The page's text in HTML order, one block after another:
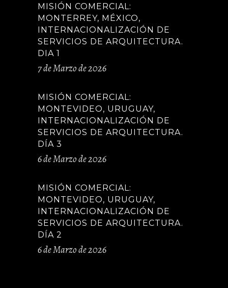
MISIÓN COMERCIAL:
MONTERREY, MÉXICO,
INTERNACIONALIZACIÓN DE
SERVICIOS DE ARQUITECTURA.
DIA 1
7 de Marzo de 2026
MISIÓN COMERCIAL:
MONTEVIDEO, URUGUAY,
INTERNACIONALIZACIÓN DE
SERVICIOS DE ARQUITECTURA.
DÍA 3
6 de Marzo de 2026
MISIÓN COMERCIAL:
MONTEVIDEO, URUGUAY,
INTERNACIONALIZACIÓN DE
SERVICIOS DE ARQUITECTURA.
DÍA 2
6 de Marzo de 2026